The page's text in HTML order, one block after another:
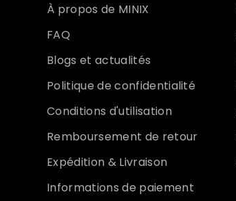
À propos de MINIX
FAQ
Blogs et actualités
Politique de confidentialité
Conditions d'utilisation
Remboursement de retour
Expédition & Livraison
Informations de paiement